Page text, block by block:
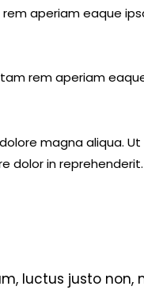
aperiam eaque
rem aperiam
magna aliqua.
dolor in
luctus justo non,